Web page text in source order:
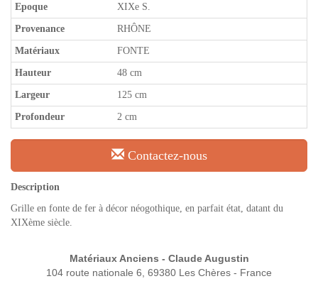
Epoque XIXe S.
Provenance RHÔNE
Matériaux FONTE
Hauteur 48 cm
Largeur 125 cm
Profondeur 2 cm
Contactez-nous
Description
Grille en fonte de fer à décor néogothique, en parfait état, datant du
XIXème siècle.
Matériaux Anciens - Claude Augustin
104 route nationale 6, 69380 Les Chères - France